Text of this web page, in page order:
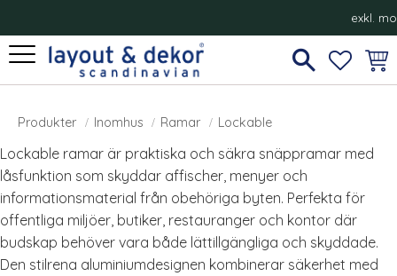
Meny
exkl.
Lockable
Produkter Inomhus Ramar Lockable
Lockable ramar är praktiska och säkra snäppramar med
låsfunktion som skyddar affischer, menyer och
informationsmaterial från obehöriga byten. Perfekta för
offentliga miljöer, butiker, restauranger och kontor där
budskap behöver vara både lättillgängliga och skyddade.
Den stilrena aluminiumdesignen kombinerar säkerhet med